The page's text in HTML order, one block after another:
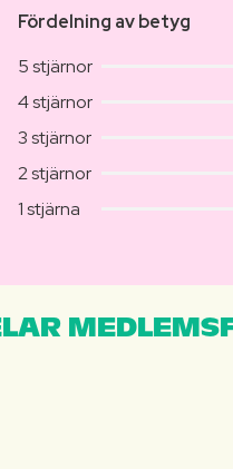
Fördelning av betyg
5 stjärnor
4 stjärnor
3 stjärnor
2 stjärnor
1 stjärna